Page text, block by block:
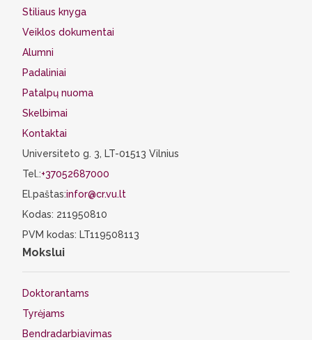
Stiliaus knyga
Veiklos dokumentai
Alumni
Padaliniai
Patalpų nuoma
Skelbimai
Kontaktai
Universiteto g. 3, LT-01513 Vilnius
Tel.:+37052687000
El.paštas:infor@cr.vu.lt
Kodas: 211950810
PVM kodas: LT119508113
Mokslui
Doktorantams
Tyrėjams
Bendradarbiavimas